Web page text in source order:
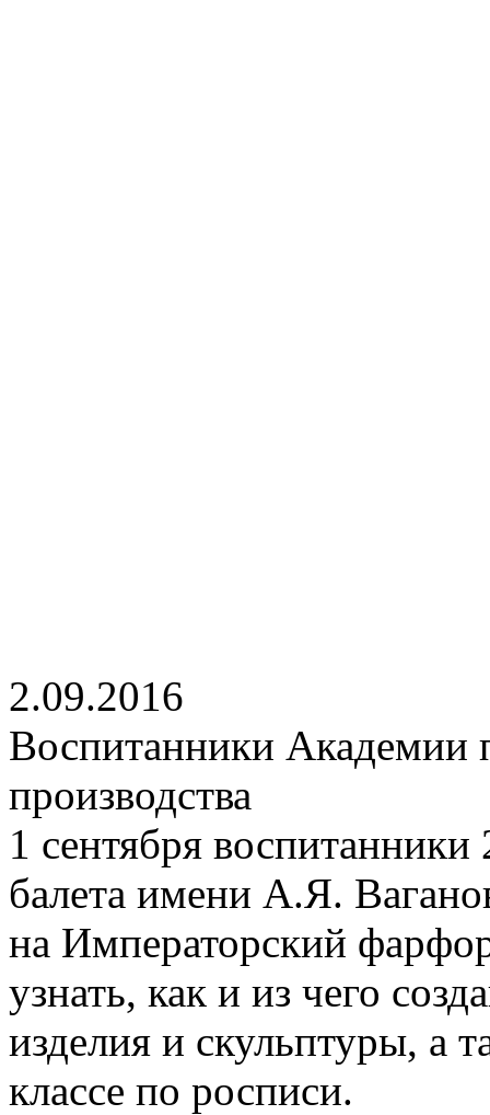
2.09.2016
Воспитанники Академии
производства
1 сентября
балета имени А.Я.
на Императорский
узнать, как и из чего
изделия и скульптуры, а
классе по росписи.